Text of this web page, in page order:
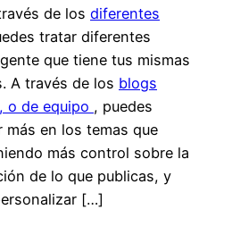
de los diferentes
tratar diferentes
que tiene tus mismas
A través de los blogs
o de equipo , puedes
más en los temas que
más control sobre la
de lo que publicas, y
[…]